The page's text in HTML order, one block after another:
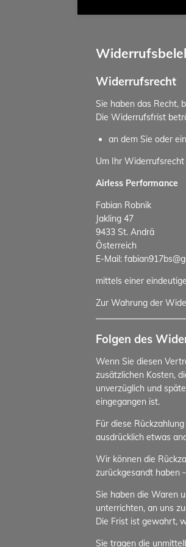
Widerrufsrecht
Sie haben das Recht,
Die Widerrufsfrist
an dem Sie oder
Um Ihr
Airless Performance
Fabian Robnik
Jakling 47
9433 St. Andrä
Österreich
E-Mail:
mittels einer
Zur Wahrung der
Folgen des
Wenn Sie diesen
zusätzlichen Kosten,
unverzüglich und
eingegangen ist.
Für diese
ausdrücklich etwas
Wir können die
zurückgesandt haben
Sie haben die Waren
unterrichten, an uns
Die Frist ist gewahrt,
Sie tragen die